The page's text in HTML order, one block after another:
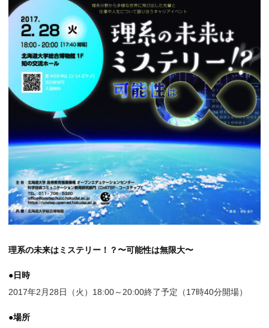
理系の未来はミステリー！？〜可能性は無限大〜
●日時
2017年2月28日（火）18:00～20:00終了予定（17時40分開場）
●場所